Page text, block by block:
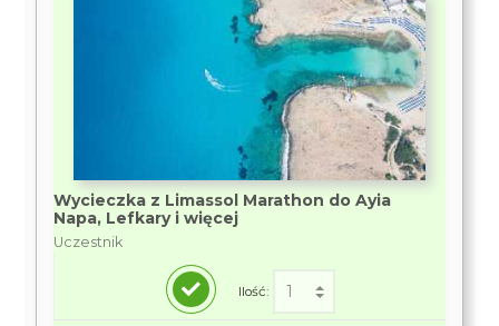
Wycieczka z Limassol Marathon do Ayia
Napa, Lefkary i więcej
Uczestnik
Ilość: